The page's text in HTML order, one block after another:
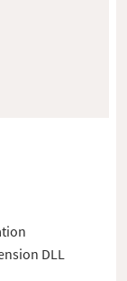
DLL